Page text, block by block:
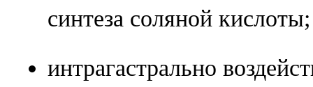
синтеза соляной кислоты;
интрагастрально